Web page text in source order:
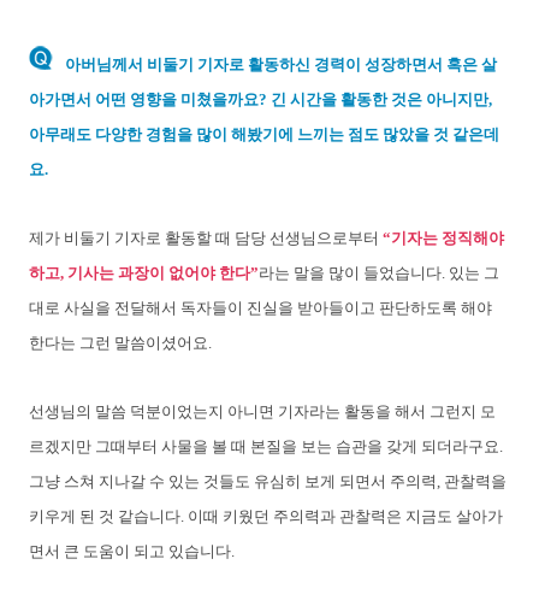
아버님께서 비둘기 기자로 활동하신 경력이 성장하면서 혹은 살
아가면서 어떤 영향을 미쳤을까요? 긴 시간을 활동한 것은 아니지만,
아무래도 다양한 경험을 많이 해봤기에 느끼는 점도 많았을 것 같은데
요.
제가 비둘기 기자로 활동할 때 담당 선생님으로부터 “기자는 정직해야
하고, 기사는 과장이 없어야 한다”라는 말을 많이 들었습니다. 있는 그
대로 사실을 전달해서 독자들이 진실을 받아들이고 판단하도록 해야
한다는 그런 말씀이셨어요.
선생님의 말씀 덕분이었는지 아니면 기자라는 활동을 해서 그런지 모
르겠지만 그때부터 사물을 볼 때 본질을 보는 습관을 갖게 되더라구요.
그냥 스쳐 지나갈 수 있는 것들도 유심히 보게 되면서 주의력, 관찰력을
키우게 된 것 같습니다. 이때 키웠던 주의력과 관찰력은 지금도 살아가
면서 큰 도움이 되고 있습니다.